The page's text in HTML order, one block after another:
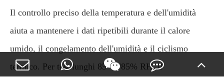
Il controllo preciso della temperatura e dell'umidità
aiuta a mantenere i dati ripetibili durante il calore
umido, il congelamento dell'umidità e il ciclismo
termico. Per test lunghi 85 °C/85% RH, il